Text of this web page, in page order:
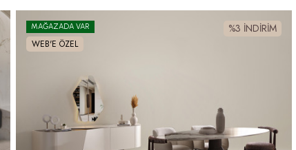
%3 İNDİRİM
MAĞAZADA VAR
WEB'E ÖZEL